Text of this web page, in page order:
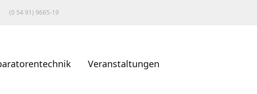
(0 54 91) 9665-19
Veranstaltungen